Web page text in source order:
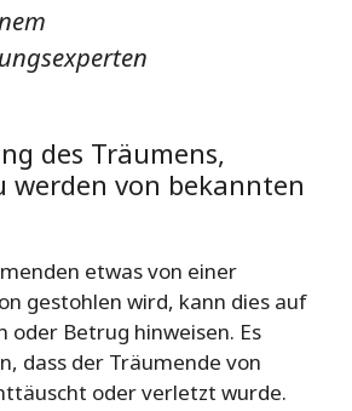
des Träumens,
werden von bekannten
etwas von einer
gestohlen wird, kann dies auf
oder Betrug hinweisen. Es
dass der Träumende von
oder verletzt wurde.